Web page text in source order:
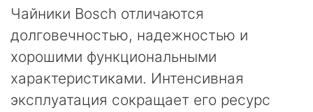
Чайники Bosch отличаются
долговечностью, надежностью и
хорошими функциональными
характеристиками. Интенсивная
эксплуатация сокращает его ресурс